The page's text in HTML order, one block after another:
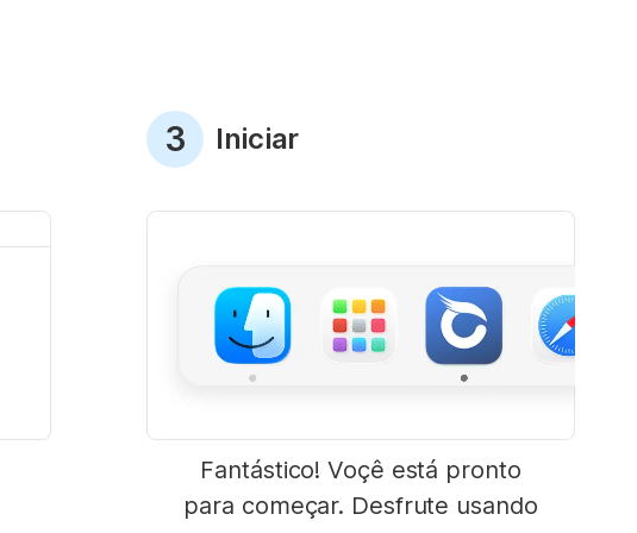
3 Iniciar
Fantástico! Voçê está pronto
para começar. Desfrute usando